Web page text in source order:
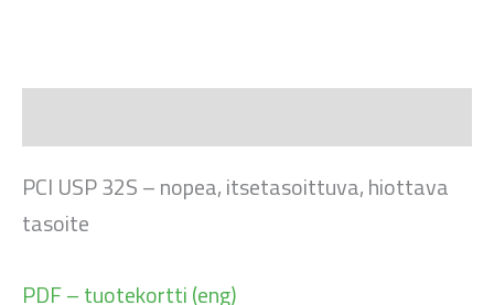
PCI USP 32S – nopea, itsetasoittuva, hiottava
tasoite
PDF – tuotekortti (eng)